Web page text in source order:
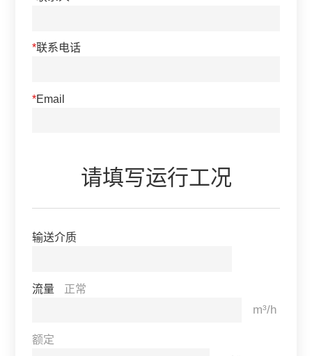
*联系电话
*Email
请填写运行工况
输送介质
流量 正常
m³/h
额定